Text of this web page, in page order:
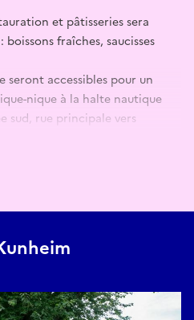
et pâtisseries sera
fraîches, saucisses
seront accessibles pour un
nique à la halte nautique
sud, rue principale vers
des Pêcheurs sur le chemin de
sans ordre fixe, selon les